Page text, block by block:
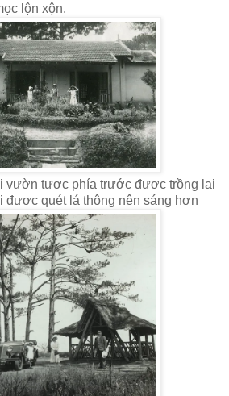
lộn xộn.
vườn tược phía trước được trồng lại
được quét lá thông nên sáng hơn